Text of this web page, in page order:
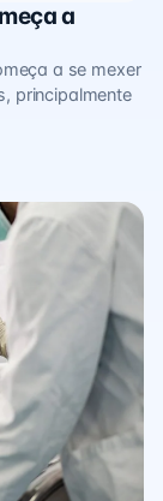
a
a se mexer
principalmente